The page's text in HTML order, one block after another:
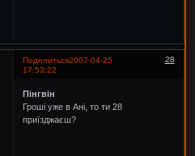
Поделиться 28
2007-04-25
17:53:22
Пінгвін
Гроші уже в Ані, то ти 28
приїзджаєш?